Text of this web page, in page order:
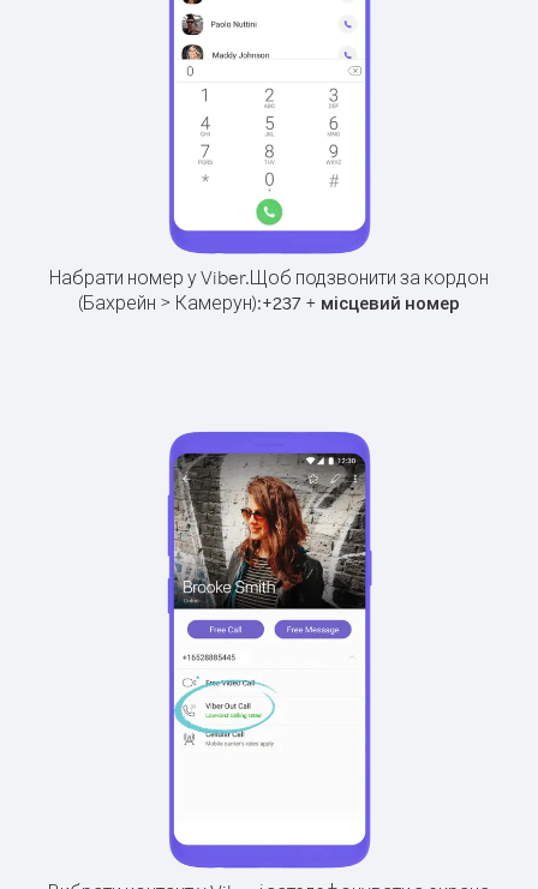
Набрати номер у Viber.Щоб подзвонити за кордон
(Бахрейн > Камерун):+237 + місцевий номер